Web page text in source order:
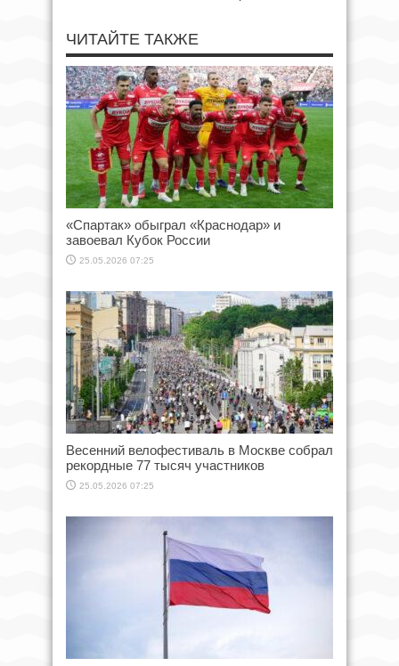
ЧИТАЙТЕ ТАКЖЕ
«Спартак» обыграл «Краснодар» и
завоевал Кубок России
25.05.2026 07:25
Весенний велофестиваль в Москве собрал
рекордные 77 тысяч участников
25.05.2026 07:25